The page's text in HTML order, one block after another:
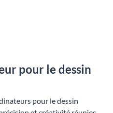
pour le dessin
pour le dessin